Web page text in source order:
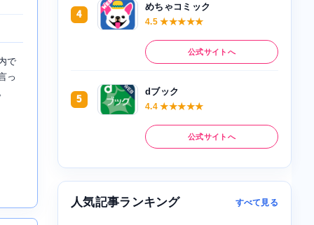
で
っ
4
めちゃコミック
4.5 ★★★★★
公式サイトへ
5
dブック
4.4 ★★★★★
公式サイトへ
人気記事ランキング すべて見る